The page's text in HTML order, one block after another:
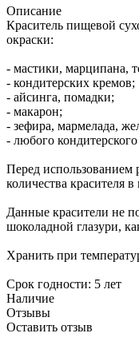
Описание
Краситель пищевой
окраски:
- мастики, марципана,
- кондитерских кремов;
- айсинга, помадки;
- макарон;
- зефира, мармелада,
- любого
Перед использованием
количества красителя
Данные красители не
шоколадной глазури,
Хранить при
Срок годности: 5 лет
Наличие
Отзывы
Оставить отзыв